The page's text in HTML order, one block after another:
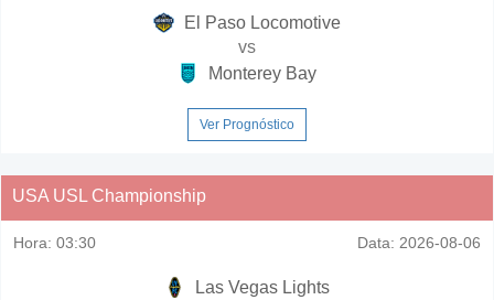
El Paso Locomotive
vs
Monterey Bay
Ver Prognóstico
USA USL Championship
Hora: 03:30 Data: 2026-08-06
Las Vegas Lights